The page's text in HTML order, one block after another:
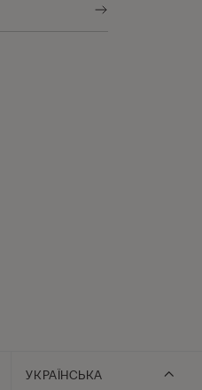
УКРАЇНСЬКА